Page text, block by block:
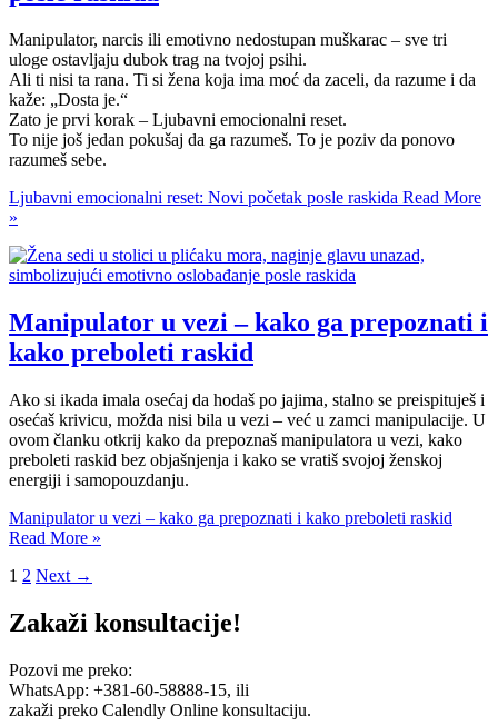
Manipulator, narcis ili emotivno nedostupan muškarac – sve tri
uloge ostavljaju dubok trag na tvojoj psihi.
Ali ti nisi ta rana. Ti si žena koja ima moć da zaceli, da razume i da
kaže: „Dosta je.“
Zato je prvi korak – Ljubavni emocionalni reset.
To nije još jedan pokušaj da ga razumeš. To je poziv da ponovo
razumeš sebe.
Ljubavni emocionalni reset: Novi početak posle raskida Read More
»
Manipulator u vezi – kako ga prepoznati i
kako preboleti raskid
Ako si ikada imala osećaj da hodaš po jajima, stalno se preispituješ i
osećaš krivicu, možda nisi bila u vezi – već u zamci manipulacije. U
ovom članku otkrij kako da prepoznaš manipulatora u vezi, kako
preboleti raskid bez objašnjenja i kako se vratiš svojoj ženskoj
energiji i samopouzdanju.
Manipulator u vezi – kako ga prepoznati i kako preboleti raskid
Read More »
1 2 Next →
Zakaži konsultacije!
Pozovi me preko:
WhatsApp: +381-60-58888-15, ili
zakaži preko Calendly Online konsultaciju.